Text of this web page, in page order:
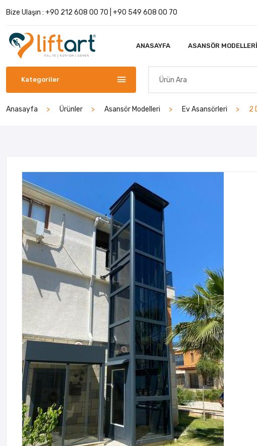
Bize Ulaşın : +90 212 608 00 70 +90 549 608 00 70
ANASAYFA ASANSÖR MODELLERI
Kategoriler
Anasayfa Ürünler Asansör Modelleri Ev Asansörleri 2